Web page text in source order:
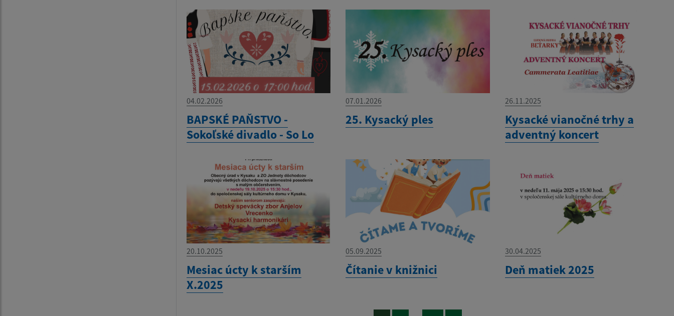
04.02.2026
BAPSKÉ PAŇSTVO -
Sokoľské divadlo - So Lo
07.01.2026
25. Kysacký ples
26.11.2025
Kysacké vianočné trhy a
adventný koncert
20.10.2025
Mesiac úcty k starším
X.2025
05.09.2025
Čítanie v knižnici
30.04.2025
Deň matiek 2025